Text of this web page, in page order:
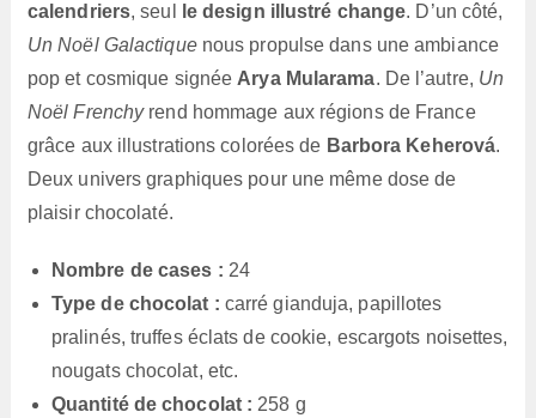
calendriers, seul le design illustré change. D’un côté,
Un Noël Galactiquenous propulse dans une ambiance
pop et cosmique signée Arya Mularama. De l’autre, Un
Noël Frenchyrend hommage aux régions de France
grâce aux illustrations colorées de Barbora Keherová.
Deux univers graphiques pour une même dose de
plaisir chocolaté.
Nombre de cases : 24
Type de chocolat : carré gianduja, papillotes
pralinés, truffes éclats de cookie, escargots noisettes,
nougats chocolat, etc.
Quantité de chocolat : 258 g